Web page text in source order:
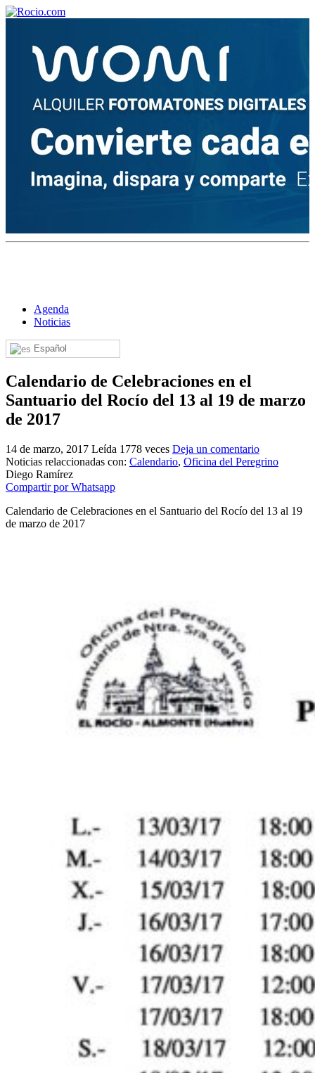
Agenda
Noticias
Español
Calendario de Celebraciones en el
Santuario del Rocío del 13 al 19 de marzo
de 2017
14 de marzo, 2017 Leída 1778 veces Deja un comentario
Noticias relaccionadas con: Calendario, Oficina del Peregrino
Diego Ramírez
Compartir por Whatsapp
Calendario de Celebraciones en el Santuario del Rocío del 13 al 19
de marzo de 2017
¡Bienvenido! Soy el asistente virtual de rocio.com.
¿En qué puedo ayudarte?
¿Cuándo se construyó la primera ermita?
El traslado cada siete años
¿Cuales son los actos principales que se celebran en el
Quiero hacer el camino,¿que tengo que hacer?
En el Rocío, ¿dónde me alojo?